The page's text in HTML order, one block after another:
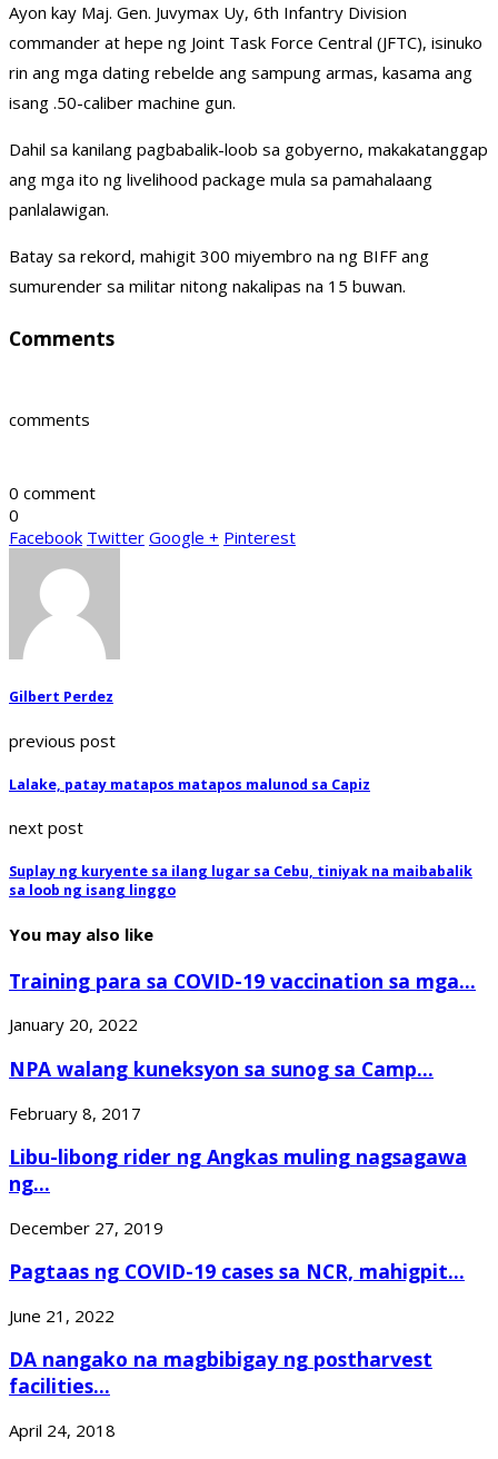
Ayon kay Maj. Gen. Juvymax Uy, 6th Infantry Division
commander at hepe ng Joint Task Force Central (JFTC), isinuko
rin ang mga dating rebelde ang sampung armas, kasama ang
isang .50-caliber machine gun.
Dahil sa kanilang pagbabalik-loob sa gobyerno, makakatanggap
ang mga ito ng livelihood package mula sa pamahalaang
panlalawigan.
Batay sa rekord, mahigit 300 miyembro na ng BIFF ang
sumurender sa militar nitong nakalipas na 15 buwan.
Comments
comments
0 comment
0
Facebook Twitter Google + Pinterest
Gilbert Perdez
previous post
Lalake, patay matapos matapos malunod sa Capiz
next post
Suplay ng kuryente sa ilang lugar sa Cebu, tiniyak na maibabalik
sa loob ng isang linggo
You may also like
Training para sa COVID-19 vaccination sa mga...
January 20, 2022
NPA walang kuneksyon sa sunog sa Camp...
February 8, 2017
Libu-libong rider ng Angkas muling nagsagawa
ng...
December 27, 2019
Pagtaas ng COVID-19 cases sa NCR, mahigpit...
June 21, 2022
DA nangako na magbibigay ng postharvest
facilities...
April 24, 2018